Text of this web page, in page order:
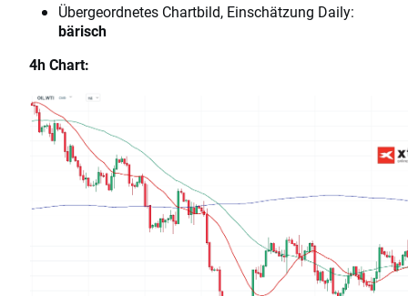
Übergeordnetes Chartbild, Einschätzung Daily:
bärisch
4h Chart: